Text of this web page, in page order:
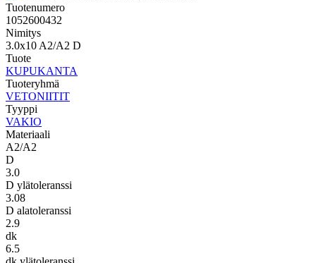
Tuotenumero
1052600432
Nimitys
3.0x10 A2/A2 D
Tuote
KUPUKANTA
Tuoteryhmä
VETONIITIT
Tyyppi
VAKIO
Materiaali
A2/A2
D
3.0
D ylätoleranssi
3.08
D alatoleranssi
2.9
dk
6.5